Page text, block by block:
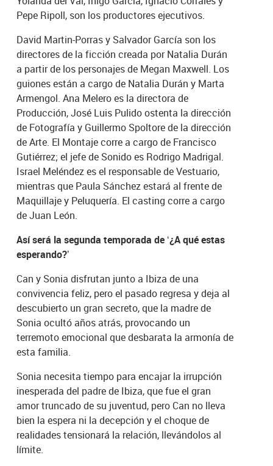
Pepe Ripoll, son los productores ejecutivos.
David Martin-Porras y Salvador García son los
directores de la ficción creada por Natalia Durán
a partir de los personajes de Megan Maxwell. Los
guiones están a cargo de Natalia Durán y Marta
Armengol. Ana Melero es la directora de
Producción, José Luis Pulido ostenta la dirección
de Fotografía y Guillermo Spoltore de la dirección
de Arte. El Montaje corre a cargo de Francisco
Gutiérrez; el jefe de Sonido es Rodrigo Madrigal.
Israel Meléndez es el responsable de Vestuario,
mientras que Paula Sánchez estará al frente de
Maquillaje y Peluquería. El casting corre a cargo
de Juan León.
Así será la segunda temporada de ‘¿A qué estas
esperando?’
Can y Sonia disfrutan junto a Ibiza de una
convivencia feliz, pero el pasado regresa y deja al
descubierto un gran secreto, que la madre de
Sonia ocultó años atrás, provocando un
terremoto emocional que desbarata la armonía de
esta familia.
Sonia necesita tiempo para encajar la irrupción
inesperada del padre de Ibiza, que fue el gran
amor truncado de su juventud, pero Can no lleva
bien la espera ni la decepción y el choque de
realidades tensionará la relación, llevándolos al
límite.